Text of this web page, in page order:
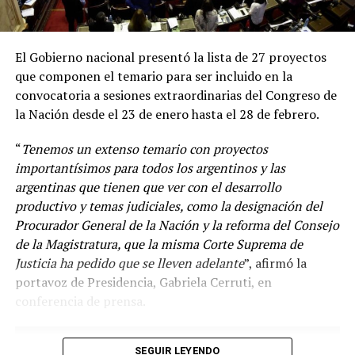
“Venimos diciendo que la circulación de las variantes ha
sido muy dinámica y desde el principio la vacuna en el
beneficioso de la vacunación en las hospitalizaciones y
El Gobierno nacional presentó la lista de 27 proyectos
que componen el temario para ser incluido en la
convocatoria a sesiones extraordinarias del Congreso de
la Nación desde el 23 de enero hasta el 28 de febrero.
“Tenemos un extenso temario con proyectos
importantísimos para todos los argentinos y las
argentinas que tienen que ver con el desarrollo
productivo y temas judiciales, como la designación del
Procurador General de la Nación y la reforma del Consejo
de la Magistratura, que la misma Corte Suprema de
Justicia ha pedido que se lleven adelante”, afirmó la
portavoz de Presidencia, Gabriela Cerruti, en
conferencia de prensa.
SEGUIR LEYENDO